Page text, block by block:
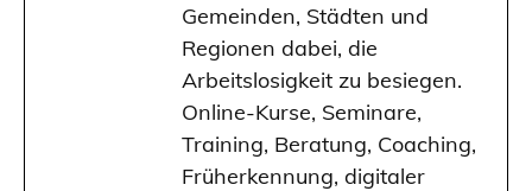
Gemeinden, Städten und
Regionen dabei, die
Arbeitslosigkeit zu besiegen.
Online-Kurse, Seminare,
Training, Beratung, Coaching,
Früherkennung, digitaler